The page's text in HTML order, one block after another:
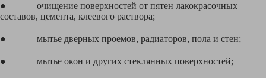
● очищение поверхностей от пятен лакокрасочных
составов, цемента, клеевого раствора;
● мытье дверных проемов, радиаторов, пола и стен;
● мытье окон и других стеклянных поверхностей;